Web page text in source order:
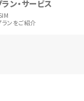
ン・サービス
ンをご紹介